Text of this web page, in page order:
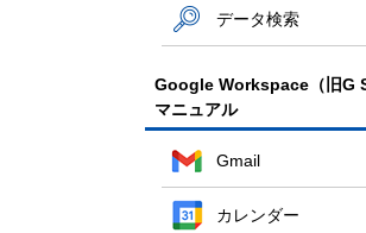
データ検索
Google Workspace（旧G
マニュアル
Gmail
カレンダー